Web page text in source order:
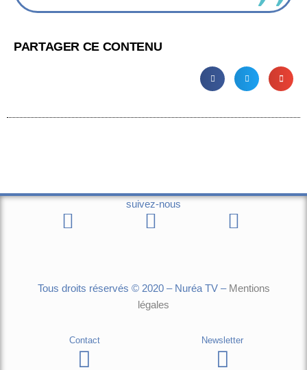
PARTAGER CE CONTENU
suivez-nous
Tous droits réservés © 2020 – Nuréa TV – Mentions
légales
Contact Newsletter